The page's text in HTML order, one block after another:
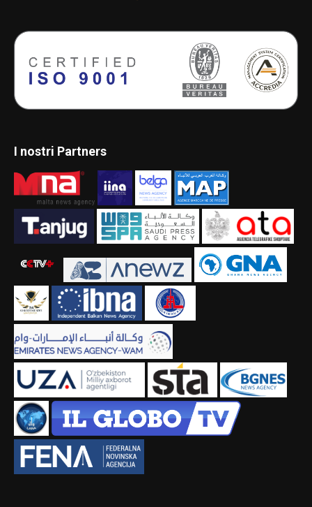
I nostri Partners